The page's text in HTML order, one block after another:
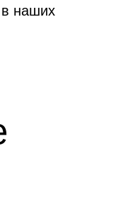
наших